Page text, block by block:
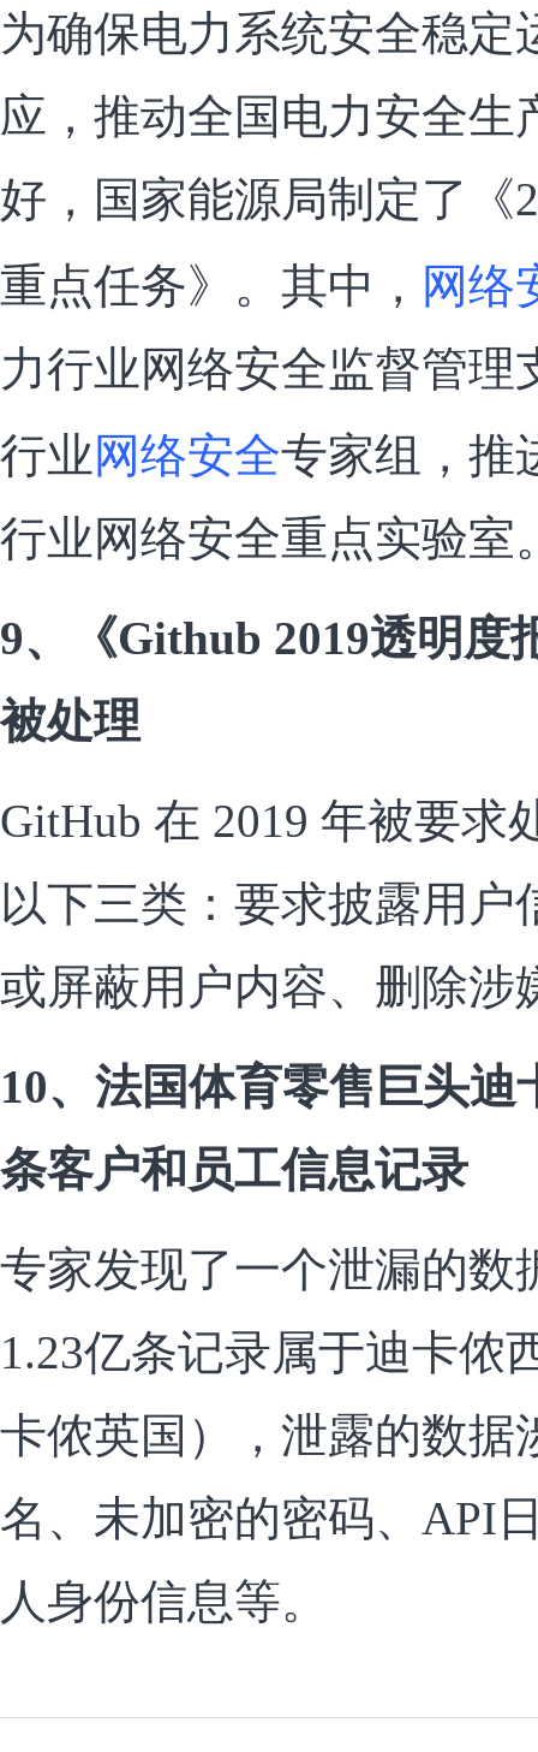
为确保电力系统安全稳定
应，推动全国电力安全生
好，国家能源局制定了《
重点任务》。其中， 网络
力行业网络安全监督管理
行业网络安全专家组，推
行业网络安全重点实验室
9、《Github 2019透明度
被处理
GitHub 在 2019 年被要求
以下三类：要求披露用户
或屏蔽用户内容、删除涉
10、法国体育零售巨头迪
条客户和员工信息记录
专家发现了一个泄漏的数
1.23亿条记录属于迪卡侬
卡侬英国），泄露的数据
名、未加密的密码、API
人身份信息等。